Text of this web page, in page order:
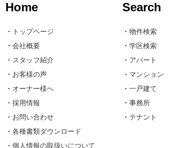
Home
・
トップページ
・ 会社概要
・ スタッフ紹介
・ お客様の声
・ オーナー様へ
・ 採用情報
・ お問い合わせ
・ 各種書類ダウンロード
・ 個人情報の取扱いについて
Search
・ 物件検索
・ 学区検索
・ アパート
・ マンション
・ 一戸建て
・ 事務所
・ テナント